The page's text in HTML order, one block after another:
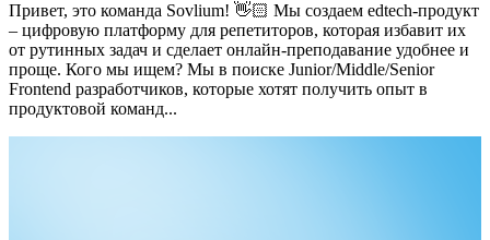
Привет, это команда Sovlium! 👋🏻 Мы создаем edtech-продукт
– цифровую платформу для репетиторов, которая избавит их
от рутинных задач и сделает онлайн-преподавание удобнее и
проще. Кого мы ищем? Мы в поиске Junior/Middle/Senior
Frontend разработчиков, которые хотят получить опыт в
продуктовой команд...